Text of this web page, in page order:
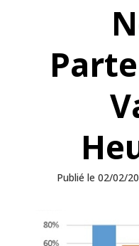
Publié le 02/02/